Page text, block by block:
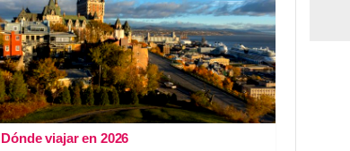
Dónde viajar en 2026